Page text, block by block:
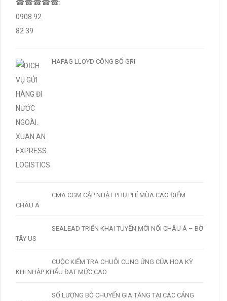
HAPAG LLOYD CÔNG BỐ GRI
CMA CGM CẬP NHẬT PHỤ PHÍ MÙA CAO ĐIỂM
CHÂU Á
SEALEAD TRIỂN KHAI TUYẾN MỚI NỐI CHÂU Á – BỜ
TÂY US
CUỘC KIỂM TRA CHUỖI CUNG ỨNG CỦA HOA KỲ
KHI NHẬP KHẨU ĐẠT MỨC CAO
SỐ LƯỢNG BỎ CHUYẾN GIA TĂNG TẠI CÁC CẢNG